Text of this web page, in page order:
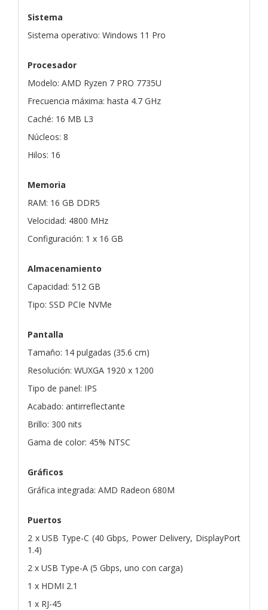
Sistema
Sistema operativo: Windows 11 Pro
Procesador
Modelo: AMD Ryzen 7 PRO 7735U
Frecuencia máxima: hasta 4.7 GHz
Caché: 16 MB L3
Núcleos: 8
Hilos: 16
Memoria
RAM: 16 GB DDR5
Velocidad: 4800 MHz
Configuración: 1 x 16 GB
Almacenamiento
Capacidad: 512 GB
Tipo: SSD PCIe NVMe
Pantalla
Tamaño: 14 pulgadas (35.6 cm)
Resolución: WUXGA 1920 x 1200
Tipo de panel: IPS
Acabado: antirreflectante
Brillo: 300 nits
Gama de color: 45% NTSC
Gráficos
Gráfica integrada: AMD Radeon 680M
Puertos
2 x USB Type-C (40 Gbps, Power Delivery, DisplayPort
1.4)
2 x USB Type-A (5 Gbps, uno con carga)
1 x HDMI 2.1
1 x RJ-45